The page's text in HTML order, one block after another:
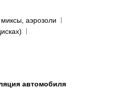
миксы, аэрозоли
автомобиля